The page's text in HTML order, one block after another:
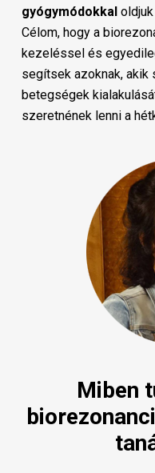
gyógymódokkal
Célom, hogy a
kezeléssel és
segítsek azoknak, akik
betegségek
szeretnének lenni a
Miben